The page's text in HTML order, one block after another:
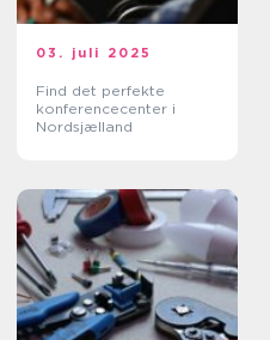
03. juli 2025
Find det perfekte
konferencecenter i
Nordsjælland